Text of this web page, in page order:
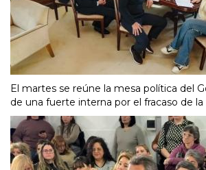
El martes se reúne la mesa política del
de una fuerte interna por el fracaso de la